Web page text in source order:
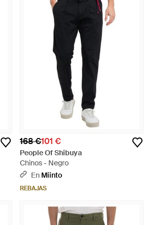
168 €101 €
People Of Shibuya
Chinos - Negro
En Miinto
REBAJAS